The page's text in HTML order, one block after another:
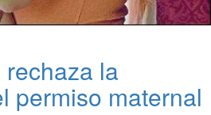
la
permiso maternal